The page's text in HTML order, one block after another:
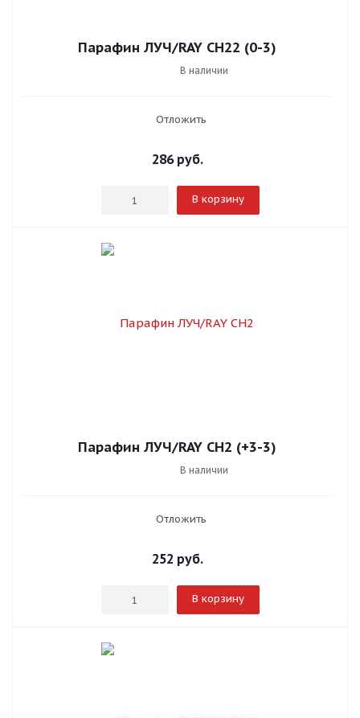
Парафин ЛУЧ/RAY СН22 (0-3)
В наличии
Отложить
286руб.
В корзину
Парафин ЛУЧ/RAY СН2 (+3-3)
В наличии
Отложить
252 руб.
В корзину